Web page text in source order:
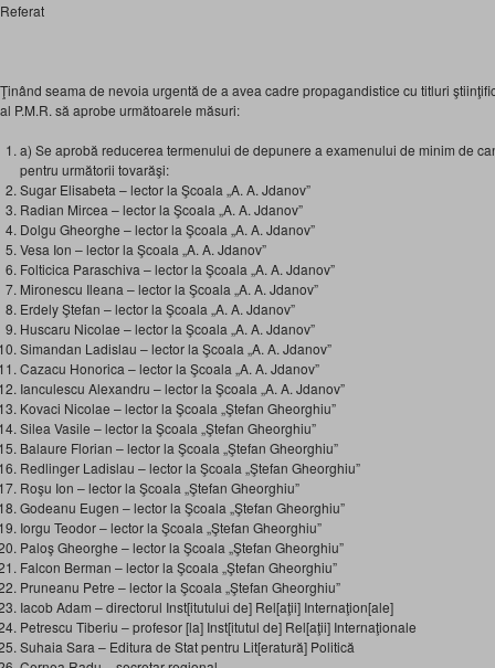
Referat
Ţinând seama de nevoia urgentă de a avea cadre propagandistice cu titluri
al P.M.R. să aprobe următoarele măsuri:
a) Se aprobă reducerea termenului de depunere a examenului de minim de
pentru următorii tovarăşi:
Sugar Elisabeta – lector la Şcoala „A. A. Jdanov”
Radian Mircea – lector la Şcoala „A. A. Jdanov”
Dolgu Gheorghe – lector la Şcoala „A. A. Jdanov”
Vesa Ion – lector la Şcoala „A. A. Jdanov”
Folticica Paraschiva – lector la Şcoala „A. A. Jdanov”
Mironescu Ileana – lector la Şcoala „A. A. Jdanov”
Erdely Ştefan – lector la Şcoala „A. A. Jdanov”
Huscaru Nicolae – lector la Şcoala „A. A. Jdanov”
Simandan Ladislau – lector la Şcoala „A. A. Jdanov”
Cazacu Honorica – lector la Şcoala „A. A. Jdanov”
Ianculescu Alexandru – lector la Şcoala „A. A. Jdanov”
Kovaci Nicolae – lector la Şcoala „Ştefan Gheorghiu”
Silea Vasile – lector la Şcoala „Ştefan Gheorghiu”
Balaure Florian – lector la Şcoala „Ştefan Gheorghiu”
Redlinger Ladislau – lector la Şcoala „Ştefan Gheorghiu”
Roşu Ion – lector la Şcoala „Ştefan Gheorghiu”
Godeanu Eugen – lector la Şcoala „Ştefan Gheorghiu”
Iorgu Teodor – lector la Şcoala „Ştefan Gheorghiu”
Paloş Gheorghe – lector la Şcoala „Ştefan Gheorghiu”
Falcon Berman – lector la Şcoala „Ştefan Gheorghiu”
Pruneanu Petre – lector la Şcoala „Ştefan Gheorghiu”
Iacob Adam – directorul Inst[itutului de] Rel[aţii] Internaţion[ale]
Petrescu Tiberiu – profesor [la] Inst[itutul de] Rel[aţii] Internaţionale
Suhaia Sara – Editura de Stat pentru Lit[eratură] Politică